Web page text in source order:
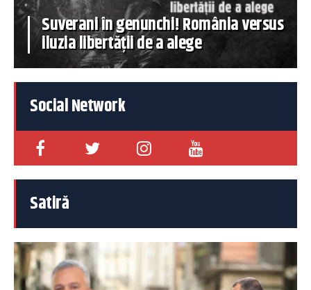
Suverani în genunchi! România versus
iluzia libertății de a alege
Social Network
Satiră